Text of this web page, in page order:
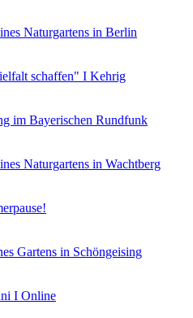
Naturgartens in Berlin
schaffen" I Kehrig
im Bayerischen Rundfunk
Naturgartens in Wachtberg
Gartens in Schöngeising
I Online